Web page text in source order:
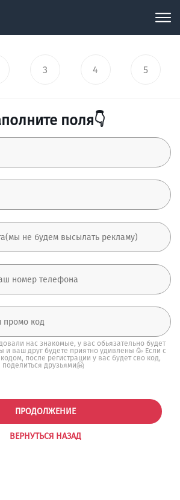
3 4 5
поля👇
нас знакомые, у вас обьязательно будет
и ваш друг будете приятно удивлены 🥳 Если с
после регистрации у вас будет сво код,
друзьями🤗
ВЕРНУТЬСЯ НАЗАД
ПРОДОЛЖЕНИЕ